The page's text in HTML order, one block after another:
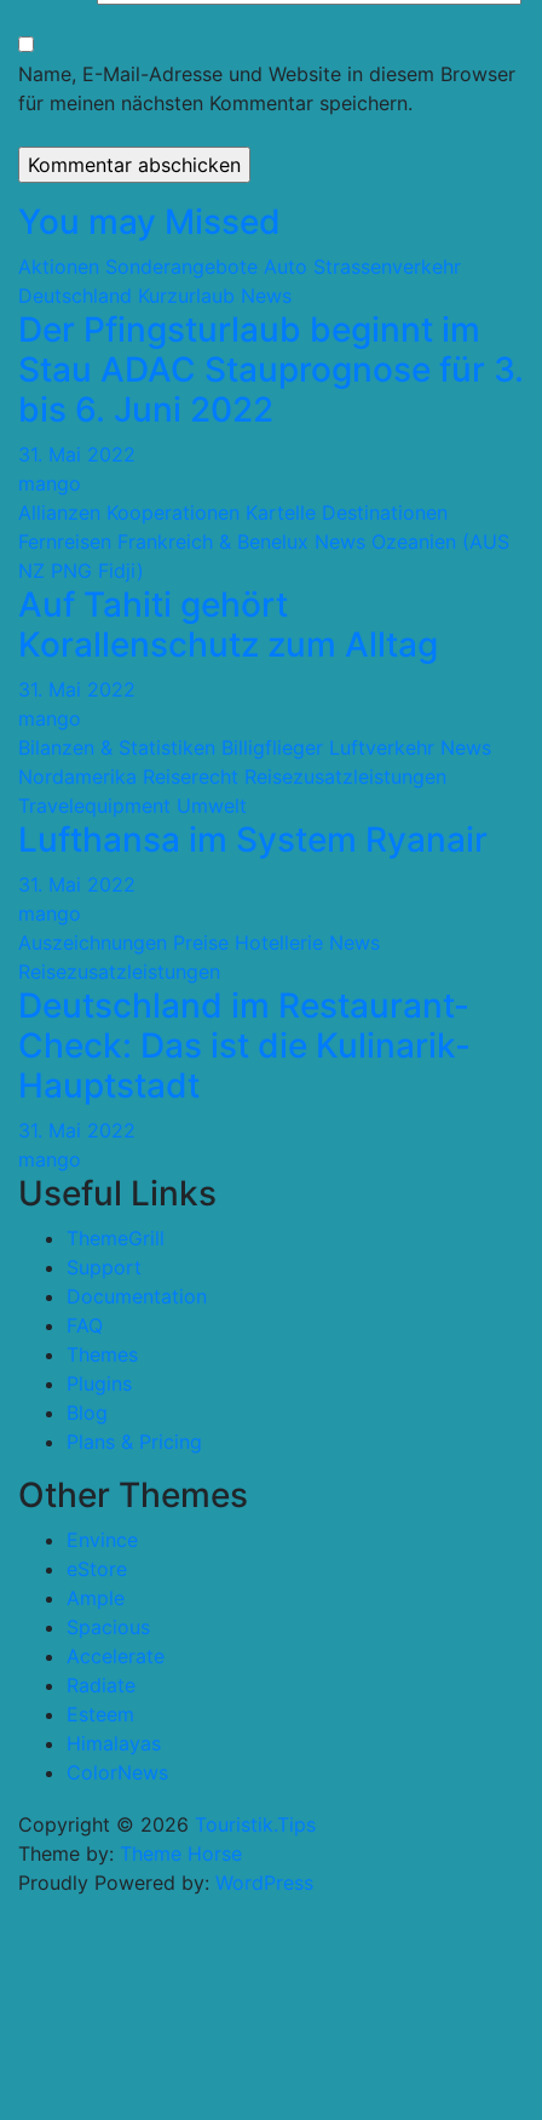
Name, E-Mail-Adresse und Website in diesem Browser
für meinen nächsten Kommentar speichern.
You may Missed
Aktionen Sonderangebote Auto Strassenverkehr
Deutschland Kurzurlaub News
Der Pfingsturlaub beginnt im
Stau ADAC Stauprognose für 3.
bis 6. Juni 2022
31. Mai 2022
mango
Allianzen Kooperationen Kartelle Destinationen
Fernreisen Frankreich & Benelux News Ozeanien (AUS
NZ PNG Fidji)
Auf Tahiti gehört
Korallenschutz zum Alltag
31. Mai 2022
mango
Bilanzen & Statistiken Billigflieger Luftverkehr News
Nordamerika Reiserecht Reisezusatzleistungen
Travelequipment Umwelt
Lufthansa im System Ryanair
31. Mai 2022
mango
Auszeichnungen Preise Hotellerie News
Reisezusatzleistungen
Deutschland im Restaurant-
Check: Das ist die Kulinarik-
Hauptstadt
31. Mai 2022
mango
Useful Links
ThemeGrill
Support
Documentation
FAQ
Themes
Plugins
Blog
Plans & Pricing
Other Themes
Envince
eStore
Ample
Spacious
Accelerate
Radiate
Esteem
Himalayas
ColorNews
Copyright © 2026 Touristik.Tips
Theme by: Theme Horse
Proudly Powered by: WordPress